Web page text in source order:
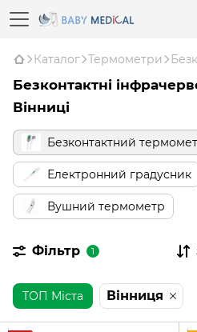
Каталог Термометри
Безконтактні
Вінниці
Безконтактний
Електронний градусник
Вушний термометр
Фільтр 1
ТОП Міста Вінниця